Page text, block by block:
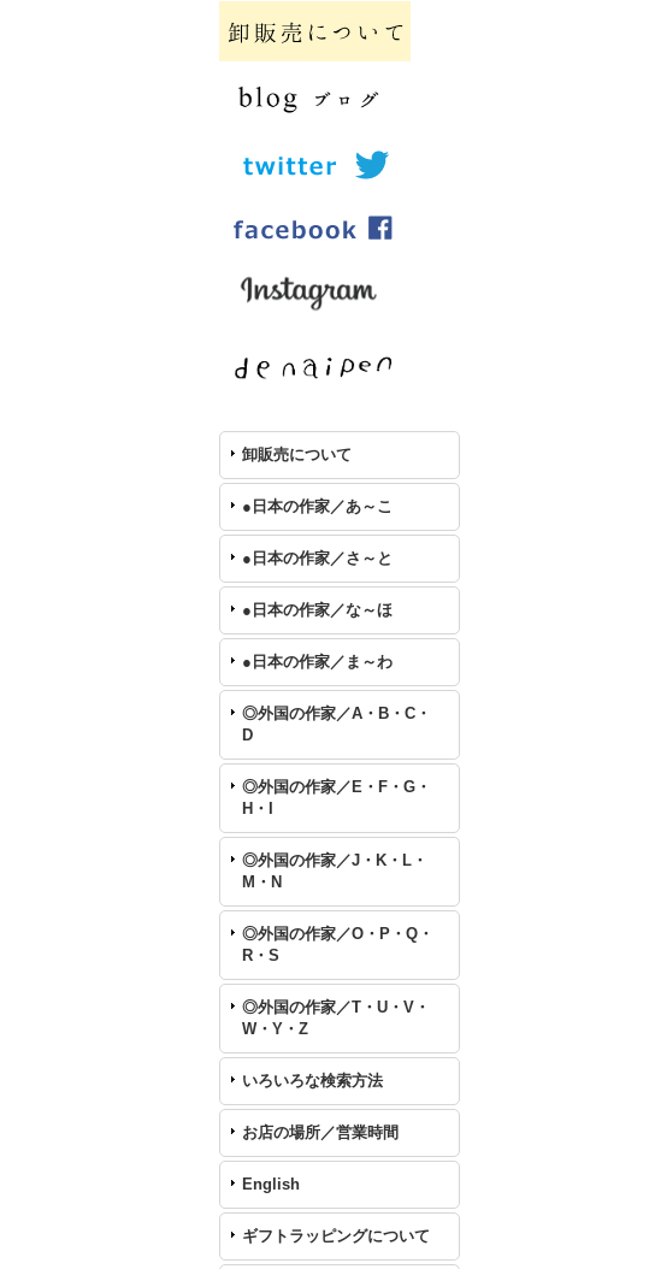
卸販売について
●日本の作家／あ～こ
●日本の作家／さ～と
●日本の作家／な～ほ
●日本の作家／ま～わ
◎外国の作家／A・B・C・
D
◎外国の作家／E・F・G・
H・I
◎外国の作家／J・K・L・
M・N
◎外国の作家／O・P・Q・
R・S
◎外国の作家／T・U・V・
W・Y・Z
いろいろな検索方法
お店の場所／営業時間
English
ギフトラッピングについて